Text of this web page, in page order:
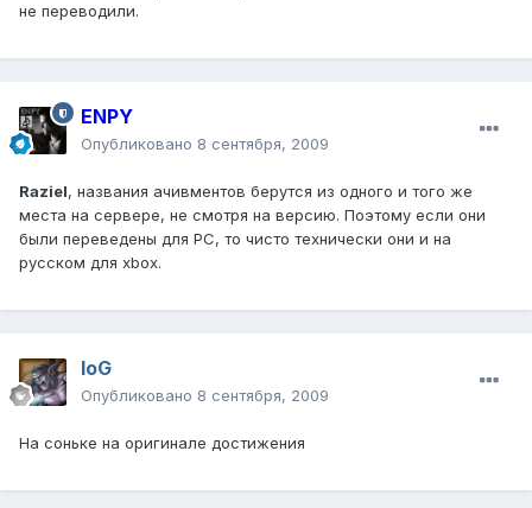
не переводили.
ENPY
Опубликовано 8 сентября, 2009
Raziel, названия ачивментов берутся из одного и того же
места на сервере, не смотря на версию. Поэтому если они
были переведены для PC, то чисто технически они и на
русском для xbox.
IoG
Опубликовано 8 сентября, 2009
На соньке на оригинале достижения